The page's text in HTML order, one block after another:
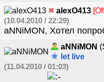
alexO413
(10.04.2010 / 22:29)
aNNiMON, Хотел
aNNiMON
let live
(11.04.2010 / 01:03)